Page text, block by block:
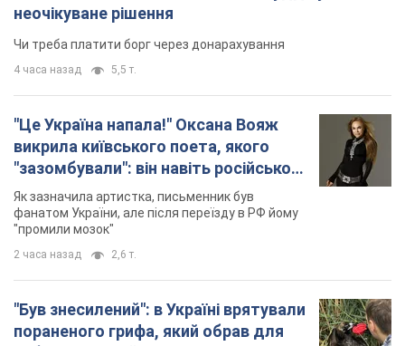
неочікуване рішення
Чи треба платити борг через донарахування
4 часа назад 5,5 т.
"Це Україна напала!" Оксана Вояж
викрила київського поета, якого
"зазомбували": він навіть російської
не знав, а тепер хоче геноциду
українців
Як зазначила артистка, письменник був
фанатом України, але після переїзду в РФ йому
"промили мозок"
2 часа назад 2,6 т.
"Був знесилений": в Україні врятували
пораненого грифа, який обрав для